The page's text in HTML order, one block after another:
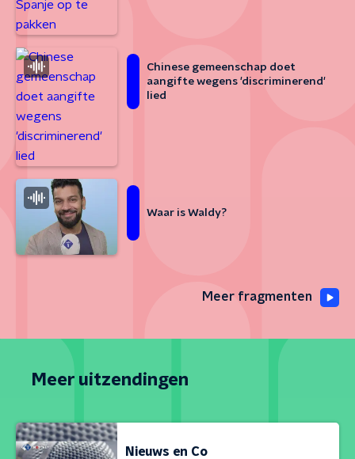
Chinese gemeenschap doet
aangifte wegens 'discriminerend'
lied
Waar is Waldy?
Meer fragmenten
Meer uitzendingen
Nieuws en Co